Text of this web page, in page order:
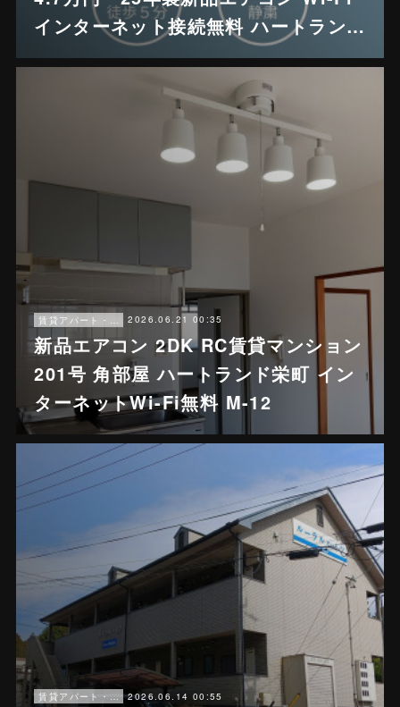
インターネット接続無料 ハートラン…
2026.06.21 00:35
新品エアコン 2DK RC賃貸マンション
201号 角部屋 ハートランド栄町 イン
ターネットWi-Fi無料 M-12
賃貸アパート・戸建賃貸 2026.06.14 00:55